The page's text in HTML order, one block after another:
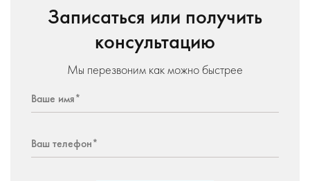
Записаться или получить
консультацию
Мы перезвоним как можно быстрее